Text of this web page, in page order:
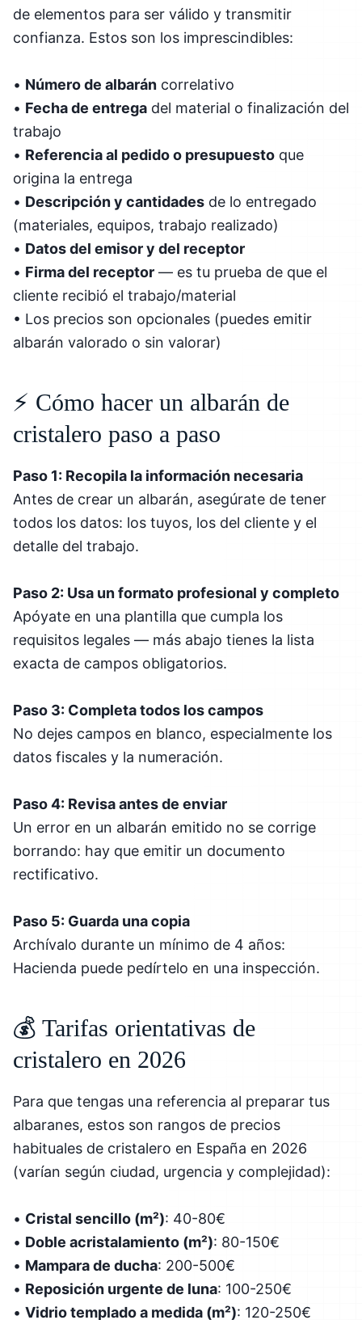
de elementos para ser válido y transmitir
confianza. Estos son los imprescindibles:
• Número de albarán correlativo
• Fecha de entrega del material o finalización del
trabajo
• Referencia al pedido o presupuesto que
origina la entrega
• Descripción y cantidades de lo entregado
(materiales, equipos, trabajo realizado)
• Datos del emisor y del receptor
• Firma del receptor — es tu prueba de que el
cliente recibió el trabajo/material
• Los precios son opcionales (puedes emitir
albarán valorado o sin valorar)
⚡ Cómo hacer un albarán de
cristalero paso a paso
Paso 1: Recopila la información necesaria
Antes de crear un albarán, asegúrate de tener
todos los datos: los tuyos, los del cliente y el
detalle del trabajo.
Paso 2: Usa un formato profesional y completo
Apóyate en una plantilla que cumpla los
requisitos legales — más abajo tienes la lista
exacta de campos obligatorios.
Paso 3: Completa todos los campos
No dejes campos en blanco, especialmente los
datos fiscales y la numeración.
Paso 4: Revisa antes de enviar
Un error en un albarán emitido no se corrige
borrando: hay que emitir un documento
rectificativo.
Paso 5: Guarda una copia
Archívalo durante un mínimo de 4 años:
Hacienda puede pedírtelo en una inspección.
💰 Tarifas orientativas de
cristalero en 2026
Para que tengas una referencia al preparar tus
albaranes, estos son rangos de precios
habituales de cristalero en España en 2026
(varían según ciudad, urgencia y complejidad):
• Cristal sencillo (m²): 40-80€
• Doble acristalamiento (m²): 80-150€
• Mampara de ducha: 200-500€
• Reposición urgente de luna: 100-250€
• Vidrio templado a medida (m²): 120-250€